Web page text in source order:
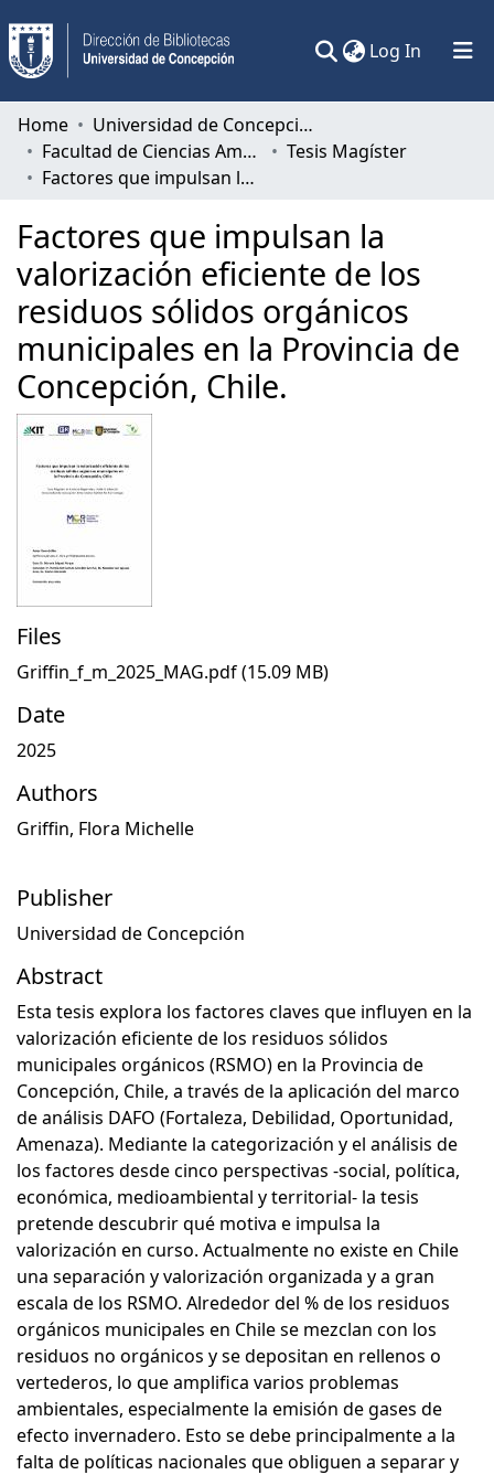
Log In (current)
Communities & Collections
All of DSpace
Home
Universidad de Concepción
Facultad de Ciencias Ambientales
Tesis Magíster
Factores que impulsan la valorización eficiente de los residuos sólidos orgánicos municipales en la Provincia de Concepción, Chile.
Factores que impulsan la
valorización eficiente de los
residuos sólidos orgánicos
municipales en la Provincia de
Concepción, Chile.
Files
Griffin_f_m_2025_MAG.pdf(15.09 MB)
Date
2025
Authors
Griffin, Flora Michelle
Publisher
Universidad de Concepción
Abstract
Esta tesis explora los factores claves que influyen en la
valorización eficiente de los residuos sólidos
municipales orgánicos (RSMO) en la Provincia de
Concepción, Chile, a través de la aplicación del marco
de análisis DAFO (Fortaleza, Debilidad, Oportunidad,
Amenaza). Mediante la categorización y el análisis de
los factores desde cinco perspectivas -social, política,
económica, medioambiental y territorial- la tesis
pretende descubrir qué motiva e impulsa la
valorización en curso. Actualmente no existe en Chile
una separación y valorización organizada y a gran
escala de los RSMO. Alrededor del % de los residuos
orgánicos municipales en Chile se mezclan con los
residuos no orgánicos y se depositan en rellenos o
vertederos, lo que amplifica varios problemas
ambientales, especialmente la emisión de gases de
efecto invernadero. Esto se debe principalmente a la
falta de políticas nacionales que obliguen a separar y